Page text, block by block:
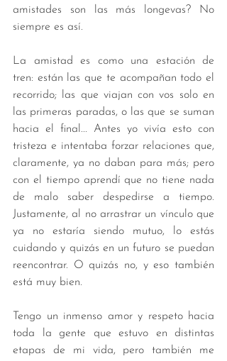
amistades son las más longevas? No
siempre es así.
La amistad es como una estación de
tren: están las que te acompañan todo el
recorrido; las que viajan con vos solo en
las primeras paradas, o las que se suman
hacia el final... Antes yo vivía esto con
tristeza e intentaba forzar relaciones que,
claramente, ya no daban para más; pero
con el tiempo aprendí que no tiene nada
de malo saber despedirse a tiempo.
Justamente, al no arrastrar un vínculo que
ya no estaría siendo mutuo, lo estás
cuidando y quizás en un futuro se puedan
reencontrar. O quizás no, y eso también
está muy bien.
Tengo un inmenso amor y respeto hacia
toda la gente que estuvo en distintas
etapas de mi vida, pero también me